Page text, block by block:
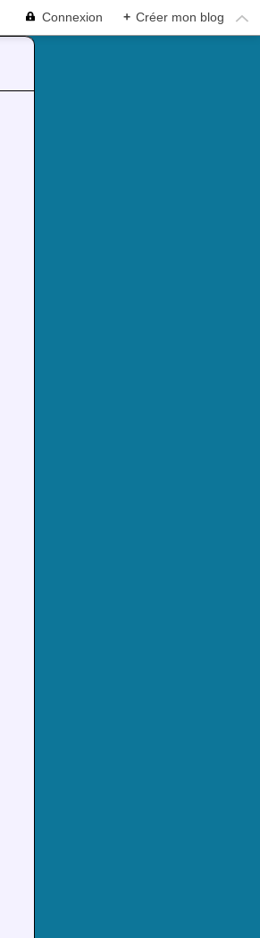
Connexion + Créer mon blog